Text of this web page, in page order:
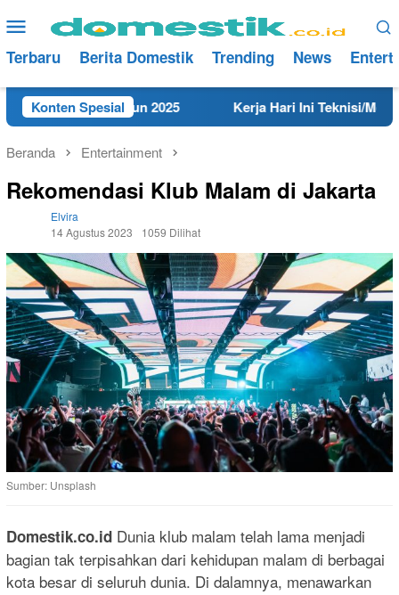
ke
konten
Menu
Mobile
Terbaru Berita Domestik Trending News
Konten Spesial
Tahun 2025 Kerja Hari Ini Teknisi/Mekanik
Beranda Entertainment
Rekomendasi Klub Malam di Jakarta
Elvira
14 Agustus 2023
1059 Dilihat
Sumber: Unsplash
Domestik.co.id Dunia klub malam telah lama menjadi
bagian tak terpisahkan dari kehidupan malam di berbagai
kota besar di seluruh dunia. Di dalamnya, menawarkan